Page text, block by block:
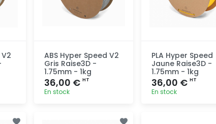
ABS Hyper Speed V2
Gris Raise3D -
1.75mm - 1kg
36,00 € HT
En stock
PLA Hyper Speed
Jaune Raise3D -
1.75mm - 1kg
36,00 €HT
En stock